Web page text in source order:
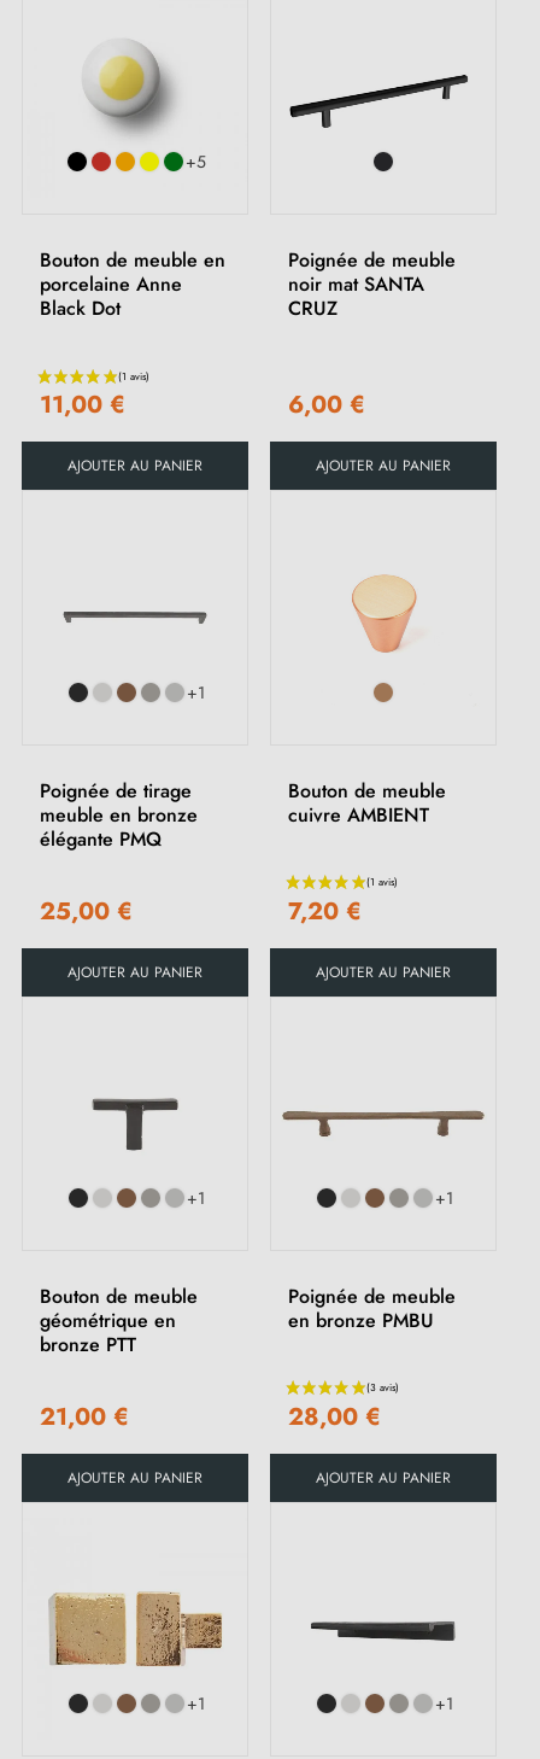
(3 avis)
+5
Bouton de meuble en
porcelaine Anne
Black Dot
11,00 €
AJOUTER AU PANIER
Poignée de meuble
noir mat SANTA
CRUZ
6,00 €
AJOUTER AU PANIER
+1
Poignée de tirage
meuble en bronze
élégante PMQ
25,00 €
AJOUTER AU PANIER
Bouton de meuble
cuivre AMBIENT
7,20 €
AJOUTER AU PANIER
+1
Bouton de meuble
géométrique en
bronze PTT
21,00 €
AJOUTER AU PANIER
+1
Poignée de meuble
en bronze PMBU
28,00 €
AJOUTER AU PANIER
+1 +1